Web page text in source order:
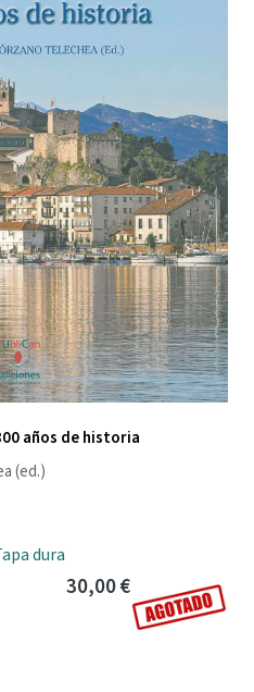
años de historia
(ed.)
dura
30,00 €